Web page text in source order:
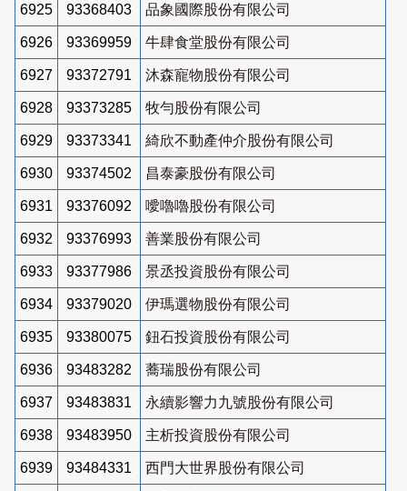
6925 93368403 品象國際股份有限公司
6926 93369959 牛肆食堂股份有限公司
6927 93372791 沐森寵物股份有限公司
6928 93373285 牧勻股份有限公司
6929 93373341 綺欣不動產仲介股份有限公司
6930 93374502 昌泰豪股份有限公司
6931 93376092 噯嚕嚕股份有限公司
6932 93376993 善業股份有限公司
6933 93377986 景丞投資股份有限公司
6934 93379020 伊瑪選物股份有限公司
6935 93380075 鈕石投資股份有限公司
6936 93483282 蕎瑞股份有限公司
6937 93483831 永續影響力九號股份有限公司
6938 93483950 主析投資股份有限公司
6939 93484331 西門大世界股份有限公司